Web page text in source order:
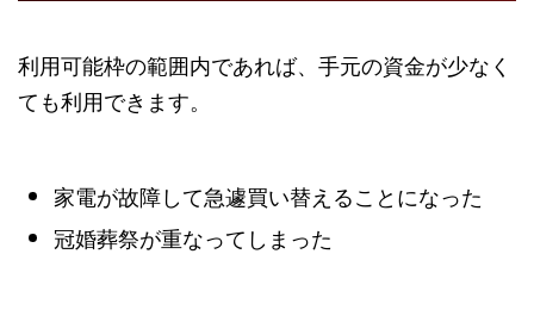
利用可能枠の範囲内であれば、手元の資金が少なく
ても利用できます。
家電が故障して急遽買い替えることになった
冠婚葬祭が重なってしまった